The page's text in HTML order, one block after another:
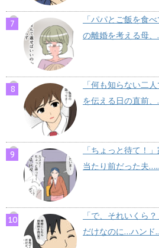
「パパとご飯を食
の離婚を考える母、
「何も知らない二
を伝える日の直前、
「ちょっと待て！
当たり前だった夫
「で、それいくら
だけなのに…ハンド